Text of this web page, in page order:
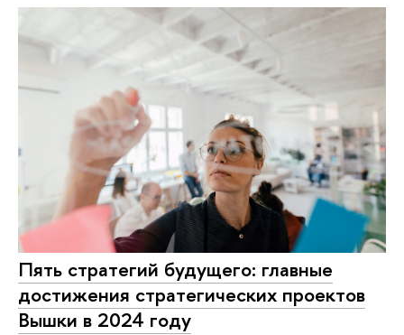
Пять стратегий будущего: главные
достижения стратегических проектов
Вышки в 2024 году